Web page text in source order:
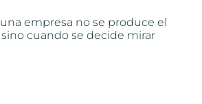
empresa no se produce el
cuando se decide mirar